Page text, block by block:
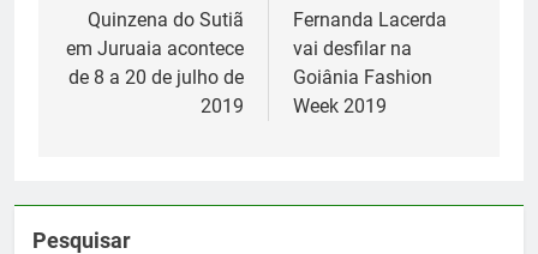
de
Post
Quinzena do Sutiã
em Juruaia acontece
de 8 a 20 de julho de
2019
Fernanda Lacerda
vai desfilar na
Goiânia Fashion
Week 2019
Pesquisar